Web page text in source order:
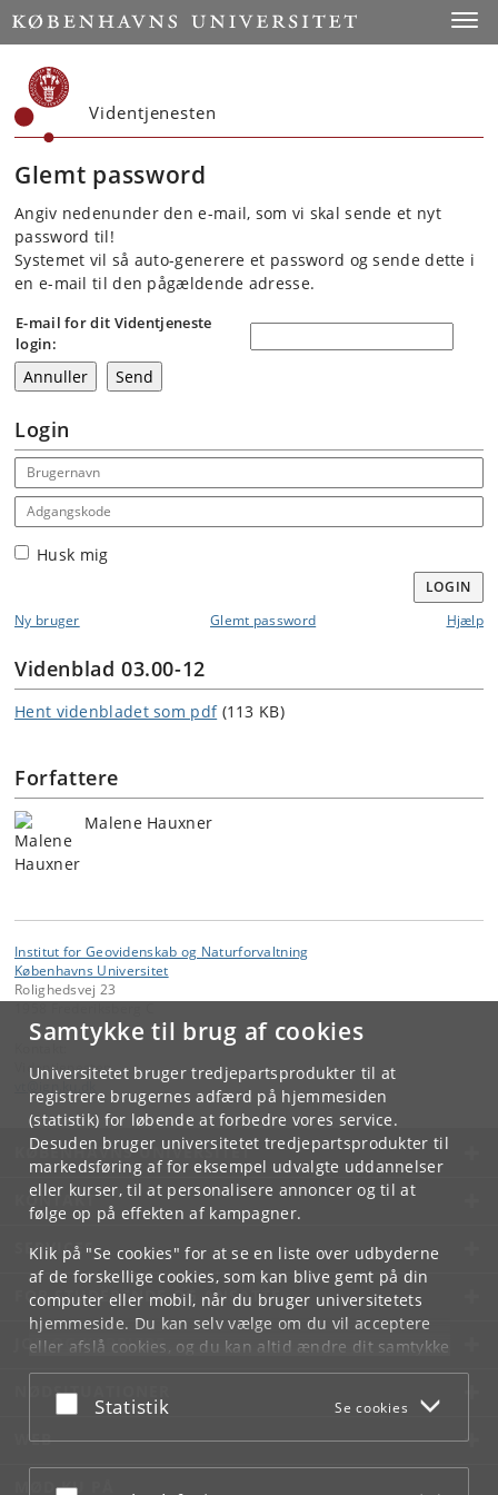
Samtykke til brug af cookies
Universitetet bruger tredjepartsprodukter til at
registrere brugernes adfærd på hjemmesiden
(statistik) for løbende at forbedre vores service.
Desuden bruger universitetet tredjepartsprodukter til
markedsføring af for eksempel udvalgte uddannelser
eller kurser, til at personalisere annoncer og til at
følge op på effekten af kampagner.
Klik på "Se cookies" for at se en liste over udbyderne
af de forskellige cookies, som kan blive gemt på din
computer eller mobil, når du bruger universitetets
hjemmeside. Du kan selv vælge om du vil acceptere
eller afslå cookies, og du kan altid ændre dit samtykke
underCookie- og privatlivspolitiksom du finder i
bunden af hver side.
Acceptér eller afslå
Statistik Se cookies
Start
Videntjenesten
Glemt password
Angiv nedenunder den e-mail, som vi skal sende et nyt
password til!
Systemet vil så auto-generere et password og sende dette i
en e-mail til den pågældende adresse.
E-mail for dit Videntjeneste
login:
Login
Email address
Adgangskode
Husk mig
LOGIN
Ny bruger
Glemt password Hjælp
Videnblad 03.00-12
Hent videnbladet som pdf (113 KB)
Forfattere
Malene Hauxner
Institut for Geovidenskab og Naturforvaltning
Københavns Universitet
Rolighedsvej 23
Videntjenesten
KØBENHAVNS UNIVERSITET
KONTAKT
SERVICES
FOR STUDERENDE OG ANSATTE
JOB OG KARRIERE
NØDSITUATIONER
WEB
MØD KU PÅ